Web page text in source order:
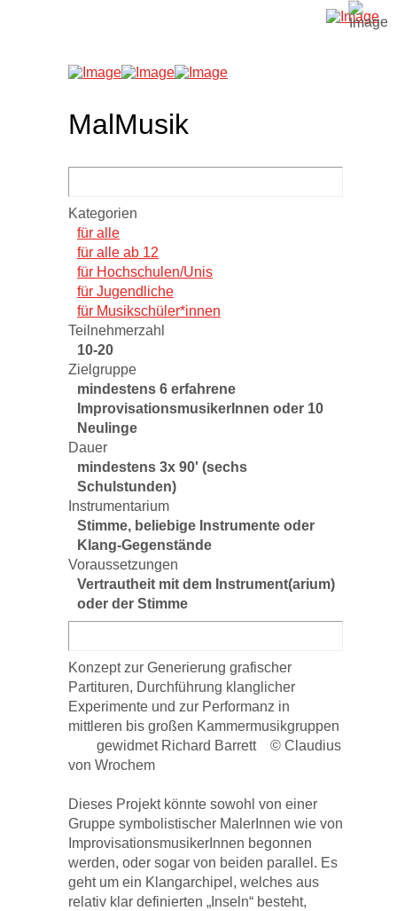
MalMusik
Kategorien
für alle
für alle ab 12
für Hochschulen/Unis
für Jugendliche
für Musikschüler*innen
Teilnehmerzahl
10-20
Zielgruppe
mindestens 6 erfahrene
ImprovisationsmusikerInnen oder 10
Neulinge
Dauer
mindestens 3x 90' (sechs
Schulstunden)
Instrumentarium
Stimme, beliebige Instrumente oder
Klang-Gegenstände
Voraussetzungen
Vertrautheit mit dem Instrument(arium)
oder der Stimme
Konzept zur Generierung grafischer
Partituren, Durchführung klanglicher
Experimente und zur Performanz in
mittleren bis großen Kammermusikgruppen
gewidmet Richard Barrett © Claudius
von Wrochem
Dieses Projekt könnte sowohl von einer
Gruppe symbolistischer MalerInnen wie von
ImprovisationsmusikerInnen begonnen
werden, oder sogar von beiden parallel. Es
geht um ein Klangarchipel, welches aus
relativ klar definierten „Inseln“ besteht,